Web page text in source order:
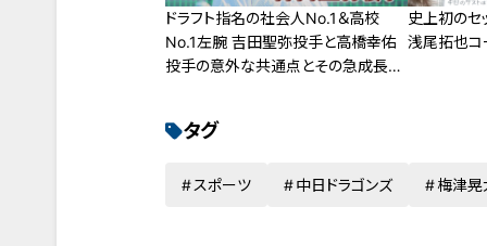
ドラフト指名の社会人No.1＆高校
No.1左腕 吉田聖弥投手と高橋幸佑
投手の意外な共通点とその急成長に
史上初のセ
浅尾拓也コ
タグ
スポーツ 中日ドラゴンズ 梅津晃